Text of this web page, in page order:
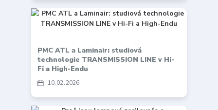
10 02 2026
PMC ATL a Laminair: studiová
technologie TRANSMISSION LINE v Hi-
Fi a High-Endu